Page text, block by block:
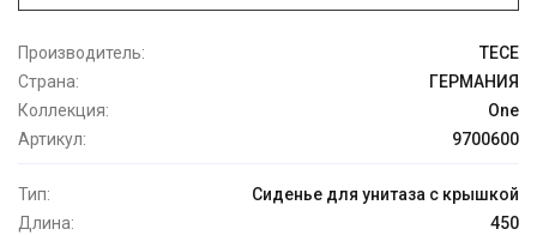
Производитель:
TECE
Страна:
ГЕРМАНИЯ
Коллекция:
One
Артикул:
9700600
Тип:
Сиденье для унитаза с крышкой
Длина:
450